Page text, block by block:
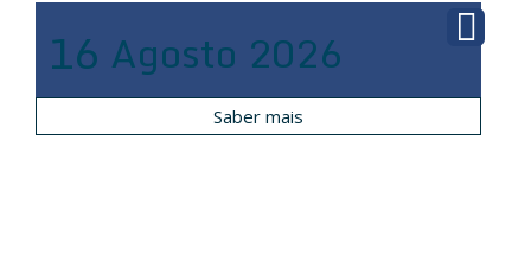
16 Agosto 2026
Saber mais